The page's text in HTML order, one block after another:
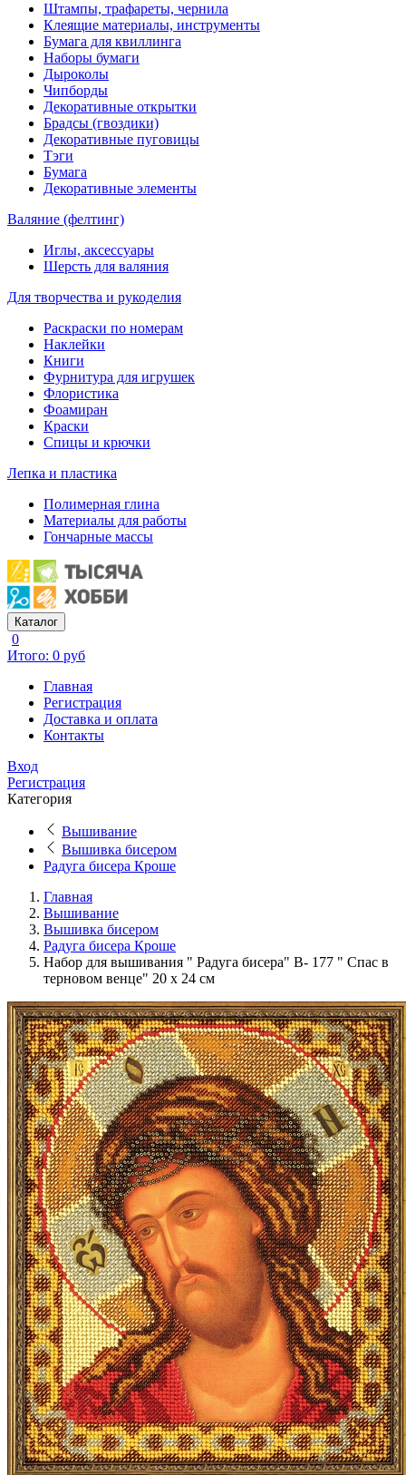
Штампы, трафареты, чернила
Клеящие материалы, инструменты
Бумага для квиллинга
Наборы бумаги
Дыроколы
Чипборды
Декоративные открытки
Брадсы (гвоздики)
Декоративные пуговицы
Тэги
Бумага
Декоративные элементы
Валяние (фелтинг)
Иглы, аксессуары
Шерсть для валяния
Для творчества и рукоделия
Раскраски по номерам
Наклейки
Книги
Фурнитура для игрушек
Флористика
Фоамиран
Краски
Спицы и крючки
Лепка и пластика
Полимерная глина
Материалы для работы
Гончарные массы
Каталог
0
Итого: 0 руб
Главная
Регистрация
Доставка и оплата
Контакты
Вход
Регистрация
Категория
Вышивание
Вышивка бисером
Радуга бисера Кроше
Главная
Вышивание
Вышивка бисером
Радуга бисера Кроше
Набор для вышивания " Радуга бисера" В- 177 " Спас в
терновом венце" 20 х 24 см